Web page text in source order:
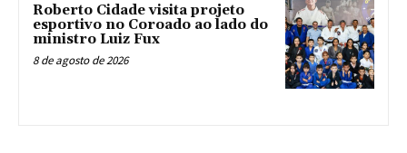
Roberto Cidade visita projeto
esportivo no Coroado ao lado do
ministro Luiz Fux
8 de agosto de 2026